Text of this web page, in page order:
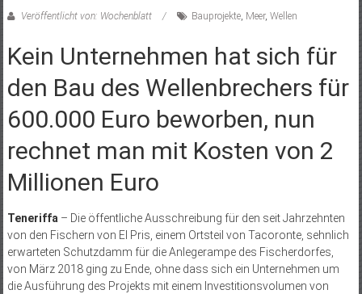
Veröffentlicht von: Wochenblatt Bauprojekte, Meer, Wellen
Kein Unternehmen hat sich für
den Bau des Wellenbrechers für
600.000 Euro beworben, nun
rechnet man mit Kosten von 2
Millionen Euro
Teneriffa– Die öffentliche Ausschreibung für den seit Jahrzehnten
von den Fischern von El Pris, einem Ortsteil von Tacoronte, sehnlich
erwarteten Schutzdamm für die Anlegerampe des Fischerdorfes,
von März 2018 ging zu Ende, ohne dass sich ein Unternehmen um
die Ausführung des Projekts mit einem Investitionsvolumen von